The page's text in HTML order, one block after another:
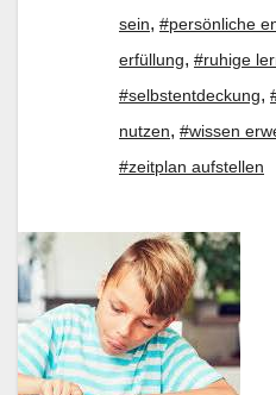
sein, #persönliche
erfüllung, #ruhige
#selbstentdeckung,
nutzen, #wissen
#zeitplan aufstellen